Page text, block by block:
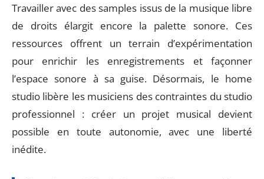
Travailler avec des samples issus de la musique libre
de droits élargit encore la palette sonore. Ces
ressources offrent un terrain d’expérimentation
pour enrichir les enregistrements et façonner
l’espace sonore à sa guise. Désormais, le home
studio libère les musiciens des contraintes du studio
professionnel : créer un projet musical devient
possible en toute autonomie, avec une liberté
inédite.